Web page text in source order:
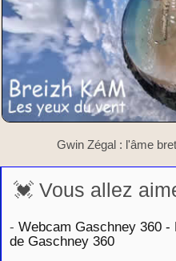
Gwin Zégal : l'âme
💓 Vous allez
- Webcam Gaschney 360
de Gaschney 360